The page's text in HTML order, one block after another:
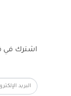
اشترك في